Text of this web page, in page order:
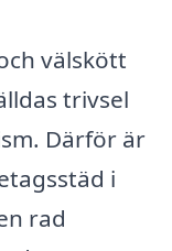
välskött
trivsel
Därför är
i
rad